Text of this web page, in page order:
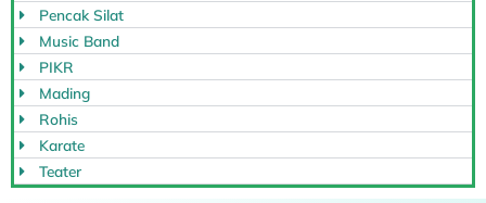
Pencak Silat
Music Band
PIKR
Mading
Rohis
Karate
Teater